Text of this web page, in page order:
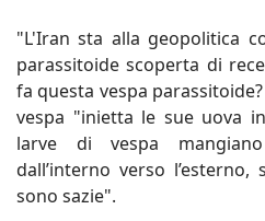
"L'Iran sta alla geopolitica
parassitoide scoperta di
fa questa vespa
vespa "inietta le sue uova
larve di vespa
dall’interno verso
sono sazie".